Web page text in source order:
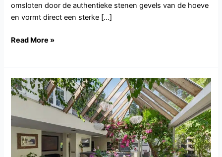
omsloten door de authentieke stenen gevels van de hoeve
en vormt direct een sterke […]
Read More »
UT122.Amersfoort